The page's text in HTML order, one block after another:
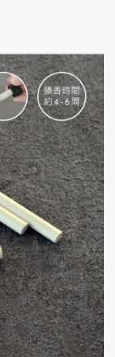
現惡意使用之情形，
採取法律行動。